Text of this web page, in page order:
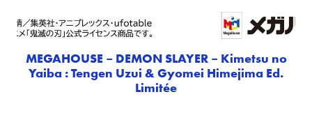
MEGAHOUSE – DEMON SLAYER – Kimetsu no
Yaiba : Tengen Uzui & Gyomei Himejima Ed.
Limitée